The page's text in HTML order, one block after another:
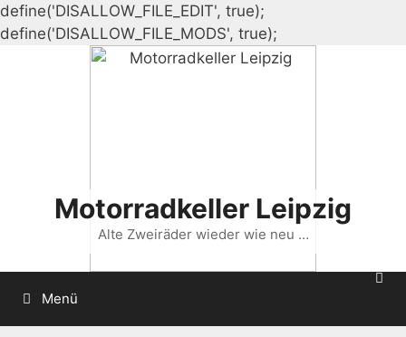
define('DISALLOW_FILE_EDIT', true);
define('DISALLOW_FILE_MODS', true);
Inhalt
Motorradkeller Leipzig
Alte Zweiräder wieder wie neu …
Menü